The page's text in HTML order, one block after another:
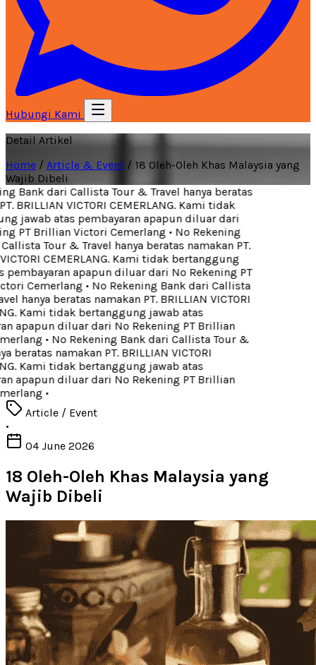
Hubungi Kami
Detail Artikel
Home / Article & Event / 18 Oleh-Oleh Khas Malaysia yang
Wajib Dibeli
Bank dari Callista Tour & Travel hanya beratas
BRILLIAN VICTORI CEMERLANG. Kami tidak
jawab atas pembayaran apapun diluar dari
PT Brillian Victori Cemerlang• No Rekening
Tour & Travel hanya beratas namakan PT.
CEMERLANG. Kami tidak bertanggung
apapun diluar dari No Rekening PT
Cemerlang• No Rekening Bank dari Callista
hanya beratas namakan PT. BRILLIAN VICTORI
Kami tidak bertanggung jawab atas
apapun diluar dari No Rekening PT Brillian
• No Rekening Bank dari Callista Tour &
beratas namakan PT. BRILLIAN VICTORI
Kami tidak bertanggung jawab atas
apapun diluar dari No Rekening PT Brillian
•
Article / Event
•
04 June 2026
18 Oleh-Oleh Khas Malaysia yang
Wajib Dibeli